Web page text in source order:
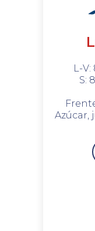
L-
S:
Azúcar,